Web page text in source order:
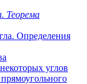
Теорема
Определения
углов